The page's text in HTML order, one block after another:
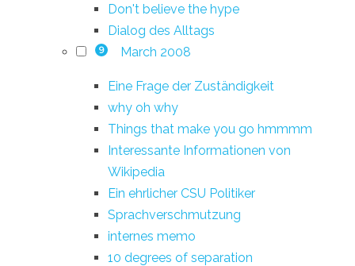
Don't believe the hype
Dialog des Alltags
9 March 2008
Eine Frage der Zuständigkeit
why oh why
Things that make you go hmmmm
Interessante Informationen von
Wikipedia
Ein ehrlicher CSU Politiker
Sprachverschmutzung
internes memo
10 degrees of separation